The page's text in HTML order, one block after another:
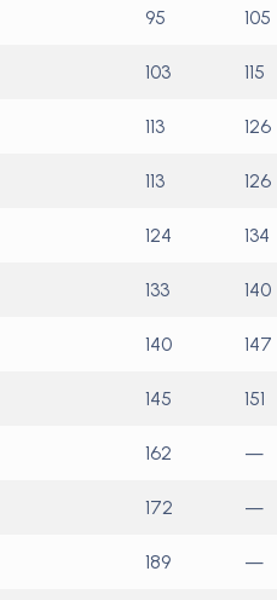
95 105
103 115
113 126
113 126
124 134
133 140
140 147
145 151
162 —
172 —
189 —